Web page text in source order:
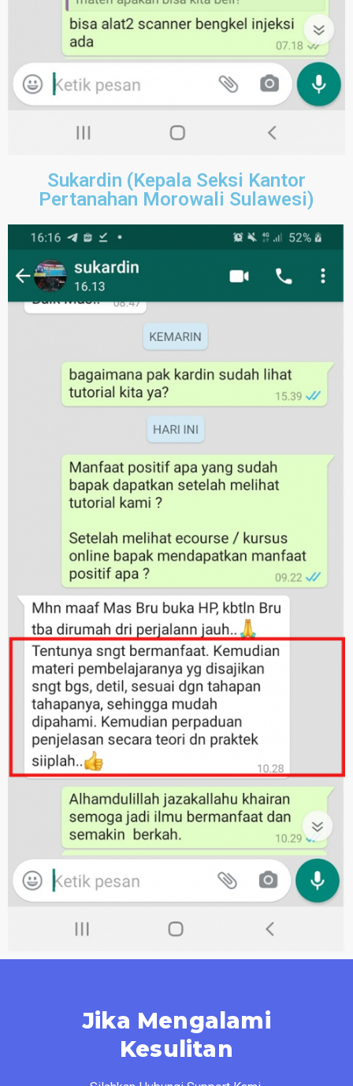
Sukardin (Kepala Seksi Kantor
Pertanahan Morowali Sulawesi)
Jika Mengalami
Kesulitan